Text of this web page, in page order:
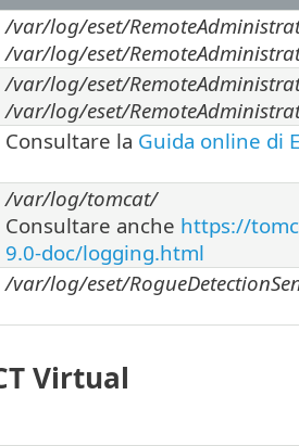
/var/log/eset/
/var/log/eset/
/var/log/eset/
/var/log/eset/
Consultare la Guida online di
/var/log/tomcat/
Consultare anche https://
9.0-doc/logging.html
/var/log/eset/
Virtual